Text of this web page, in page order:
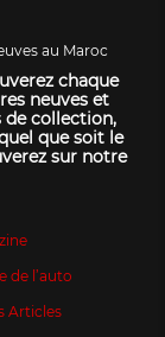
au Maroc
chaque
neuves et
de collection,
que soit le
sur notre
de l’auto
Articles